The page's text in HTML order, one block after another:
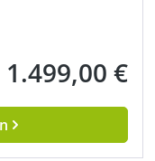
Regulärer Preis:
1.499,00 €